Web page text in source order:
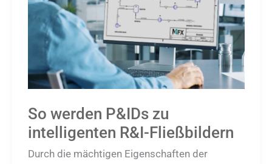
So werden P&IDs zu
intelligenten R&I-Fließbildern
Durch die mächtigen Eigenschaften der
zu
intelligenten
R&I-
Fließbildern